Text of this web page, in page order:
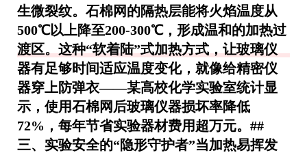
生微裂纹。石棉网的隔热层能将火焰温度从
500℃以上降至200-300℃，形成温和的加热过
渡区。这种“软着陆”式加热方式，让玻璃仪
器有足够时间适应温度变化，就像给精密仪
器穿上防弹衣——某高校化学实验室统计显
示，使用石棉网后玻璃仪器损坏率降低
72%，每年节省实验器材费用超万元。##
三、实验安全的“隐形守护者”当加热易挥发